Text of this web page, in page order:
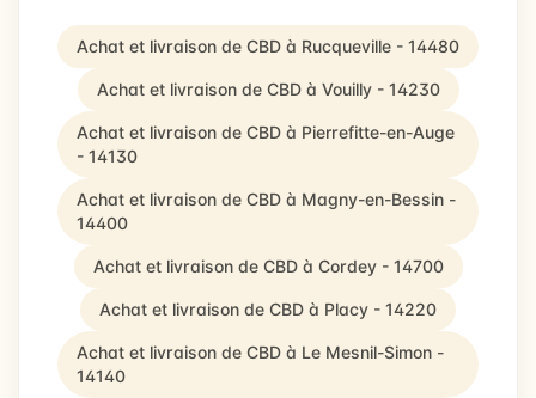
Achat et livraison de CBD à Rucqueville - 14480
Achat et livraison de CBD à Vouilly - 14230
Achat et livraison de CBD à Pierrefitte-en-Auge
- 14130
Achat et livraison de CBD à Magny-en-Bessin -
14400
Achat et livraison de CBD à Cordey - 14700
Achat et livraison de CBD à Placy - 14220
Achat et livraison de CBD à Le Mesnil-Simon -
14140